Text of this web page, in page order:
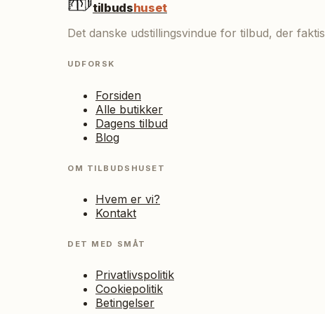
tilbudshuset
Det danske udstillingsvindue for tilbud, der
UDFORSK
Forsiden
Alle butikker
Dagens tilbud
Blog
OM TILBUDSHUSET
Hvem er vi?
Kontakt
DET MED SMÅT
Privatlivspolitik
Cookiepolitik
Betingelser